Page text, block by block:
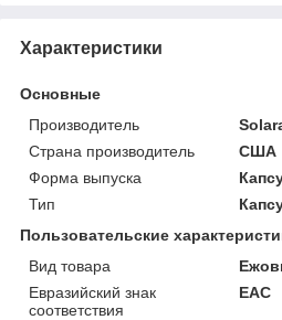
Характеристики
Основные
Производитель
Страна производитель
США
Форма выпуска
Тип
Пользовательские
Вид товара
Евразийский знак
соответствия
ЕАС